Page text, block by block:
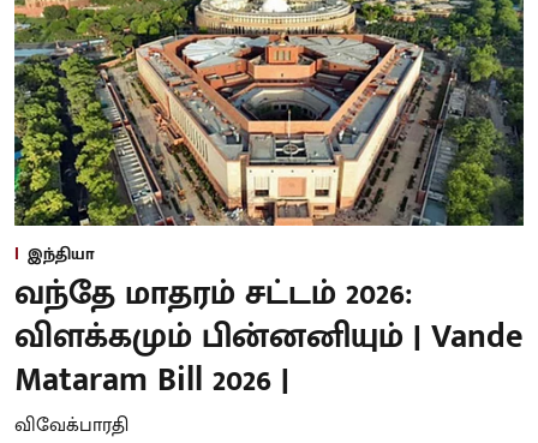
இந்தியா
வந்தே மாதரம் சட்டம் 2026:
விளக்கமும் பின்னனியும் | Vande
Mataram Bill 2026 |
விவேக்பாரதி